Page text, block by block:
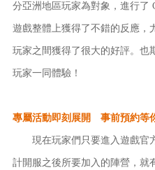
分亞洲地區玩家為對象，進行了
遊戲整體上獲得了不錯的反應，
玩家之間獲得了很大的好評。也
玩家一同體驗！
專屬活動即刻展開 事前預約等
現在玩家們只要進入遊戲官
計開服之後所要加入的陣營，就